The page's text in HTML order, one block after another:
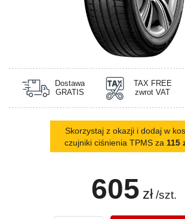
Dostawa
GRATIS
TAX FREE
zwrot VAT
Skorzystaj z okazji i dodaj w
czujniki ciśnienia TPMS za 115
605 zł /szt.